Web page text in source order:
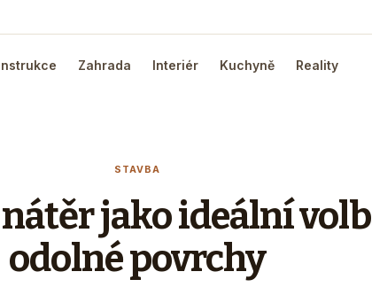
Zahrada Interiér Kuchyně Reality
STAVBA
jako ideální
odolné povrchy